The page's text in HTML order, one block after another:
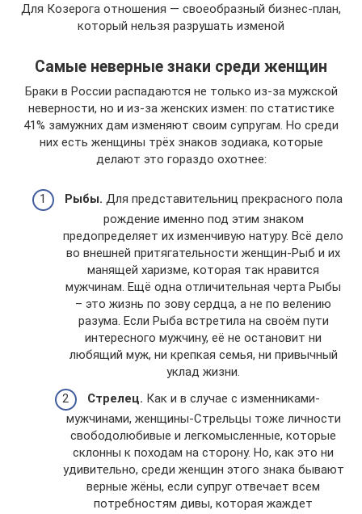
Для Козерога отношения — своеобразный бизнес-план,
который нельзя разрушать изменой
Самые неверные знаки среди женщин
Браки в России распадаются не только из-за мужской
неверности, но и из-за женских измен: по статистике
41% замужних дам изменяют своим супругам. Но среди
них есть женщины трёх знаков зодиака, которые
делают это гораздо охотнее:
Рыбы. Для представительниц прекрасного пола
рождение именно под этим знаком
предопределяет их изменчивую натуру. Всё дело
во внешней притягательности женщин-Рыб и их
манящей харизме, которая так нравится
мужчинам. Ещё одна отличительная черта Рыбы
– это жизнь по зову сердца, а не по велению
разума. Если Рыба встретила на своём пути
интересного мужчину, её не остановит ни
любящий муж, ни крепкая семья, ни привычный
уклад жизни.
Стрелец. Как и в случае с изменниками-
мужчинами, женщины-Стрельцы тоже личности
свободолюбивые и легкомысленные, которые
склонны к походам на сторону. Но, как это ни
удивительно, среди женщин этого знака бывают
верные жёны, если супруг отвечает всем
потребностям дивы, которая жаждет